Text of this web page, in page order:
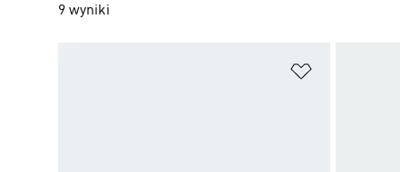
9 wyniki